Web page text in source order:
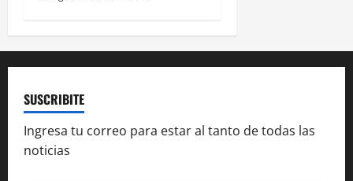
SUSCRIBITE
Ingresa tu correo para estar al tanto de todas las
noticias